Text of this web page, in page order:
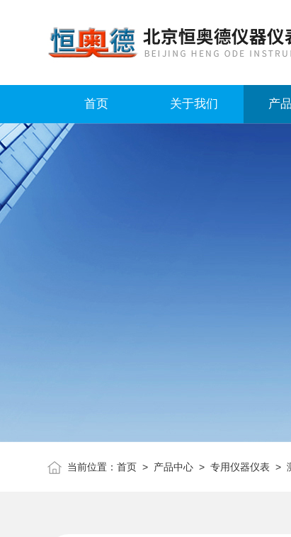
首页 关于我们 产
当前位置：首页 > 产品中心 >专用仪器仪表 >